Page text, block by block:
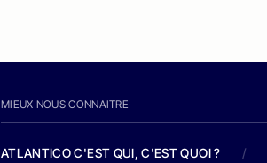
MIEUX NOUS CONNAITRE
ATLANTICO C'EST QUI, C'EST QUOI ? /